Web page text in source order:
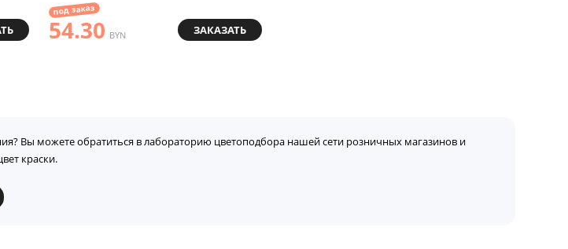
под заказ
54.30 BYN ЗАКАЗАТЬ
Вы можете обратиться в лабораторию цветоподбора нашей сети розничных магазинов и
краски.